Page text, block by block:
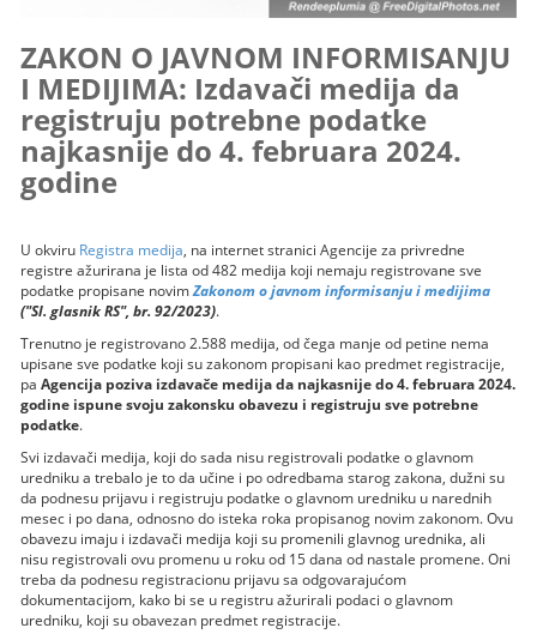
ZAKON O JAVNOM INFORMISANJU
I MEDIJIMA: Izdavači medija da
registruju potrebne podatke
najkasnije do 4. februara 2024.
godine
U okviru Registra medija, na internet stranici Agencije za privredne
registre ažurirana je lista od 482 medija koji nemaju registrovane sve
podatke propisane novimZakonom o javnom informisanju i medijima
("Sl. glasnik RS", br. 92/2023).
Trenutno je registrovano 2.588 medija, od čega manje od petine nema
upisane sve podatke koji su zakonom propisani kao predmet registracije,
pa Agencija poziva izdavače medija da najkasnije do 4. februara 2024.
godine ispune svoju zakonsku obavezu i registruju sve potrebne
podatke.
Svi izdavači medija, koji do sada nisu registrovali podatke o glavnom
uredniku a trebalo je to da učine i po odredbama starog zakona, dužni su
da podnesu prijavu i registruju podatke o glavnom uredniku u narednih
mesec i po dana, odnosno do isteka roka propisanog novim zakonom. Ovu
obavezu imaju i izdavači medija koji su promenili glavnog urednika, ali
nisu registrovali ovu promenu u roku od 15 dana od nastale promene. Oni
treba da podnesu registracionu prijavu sa odgovarajućom
dokumentacijom, kako bi se u registru ažurirali podaci o glavnom
uredniku, koji su obavezan predmet registracije.